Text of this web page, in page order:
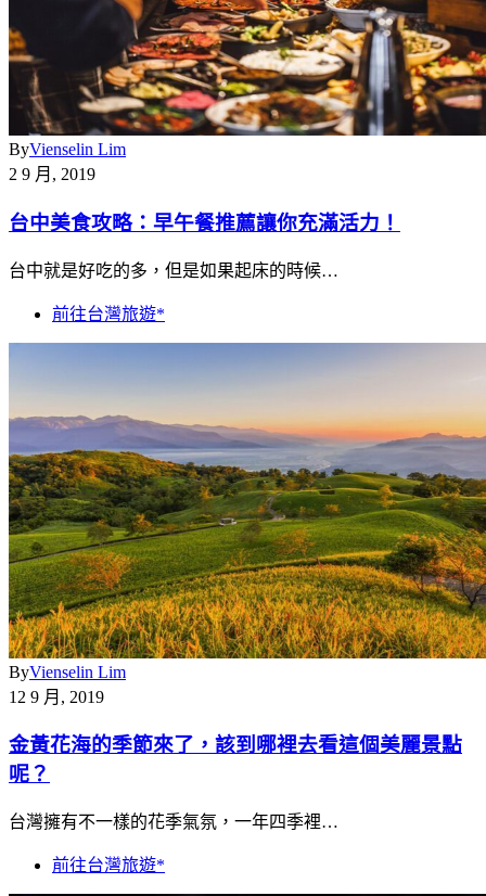
ByVienselin Lim
2 9 月, 2019
台中美食攻略：早午餐推薦讓你充滿活力！
台中就是好吃的多，但是如果起床的時候…
前往台灣旅遊*
ByVienselin Lim
12 9 月, 2019
金黃花海的季節來了，該到哪裡去看這個美麗景點
呢？
台灣擁有不一樣的花季氣氛，一年四季裡…
前往台灣旅遊*